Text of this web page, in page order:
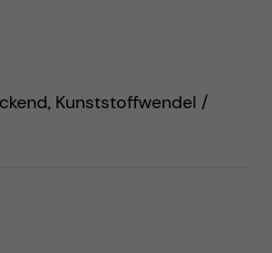
Kunststoffwendel /